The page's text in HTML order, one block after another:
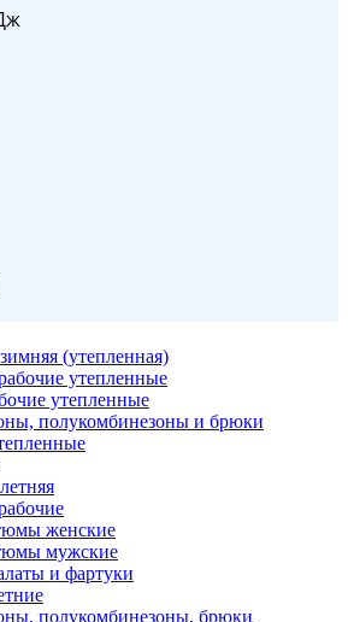
(утепленная)
утепленные
утепленные
полукомбинезоны и брюки
женские
мужские
и фартуки
полукомбинезоны, брюки